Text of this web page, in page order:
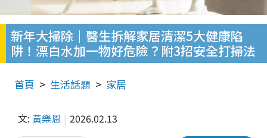
新年大掃除｜醫生拆解家居清潔5大健康陷
阱！漂白水加一物好危險？附3招安全打掃法
首頁 生活話題 家居
文: 黃樂恩 2026.02.13